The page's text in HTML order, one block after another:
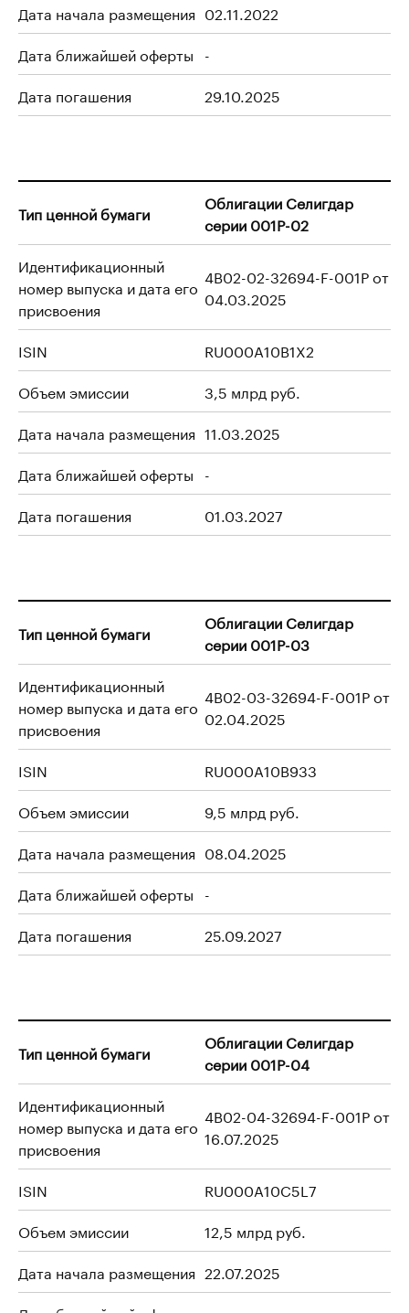
Дата начала размещения 02.11.2022
Дата ближайшей оферты -
Дата погашения
29.10.2025
Тип ценной бумаги
Облигации Селигдар
серии 001Р-02
Идентификационный
номер выпуска и дата его
присвоения
4B02-02-32694-F-001P от
04.03.2025
ISIN
RU000A10B1X2
Объем эмиссии
3,5 млрд руб.
Дата начала размещения 11.03.2025
Дата ближайшей оферты -
Дата погашения
01.03.2027
Тип ценной бумаги
Облигации Селигдар
серии 001Р-03
Идентификационный
номер выпуска и дата его
присвоения
4B02-03-32694-F-001P от
02.04.2025
ISIN
RU000A10B933
Объем эмиссии
9,5 млрд руб.
Дата начала размещения 08.04.2025
Дата ближайшей оферты -
Дата погашения
25.09.2027
Тип ценной бумаги
Облигации Селигдар
серии 001Р-04
Идентификационный
номер выпуска и дата его
присвоения
4B02-04-32694-F-001P от
16.07.2025
ISIN
RU000A10C5L7
Объем эмиссии
12,5 млрд руб.
Дата начала размещения 22.07.2025